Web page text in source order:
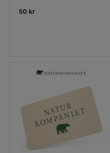
50 kr